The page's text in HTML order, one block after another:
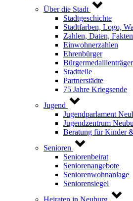
Über die Stadt
Stadtgeschichte
Stadtfarben, Logo,
Zahlen, Daten, Fakten
Einwohnerzahlen
Ehrenbürger
Bürgermedaillenträger
Stadtteile
Partnerstädte
75 Jahre Kriegsende
Jugend
Jugendparlament
Jugendzentrum
Beratung für Kinder
Senioren
Seniorenbeirat
Seniorenangebote
Seniorenwohnanlage
Seniorensiegel
Heiraten in Neuburg